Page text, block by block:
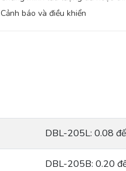
Cảnh báo và điều khiển
DBL-205L: 0.08
DBL-205B: 0.20